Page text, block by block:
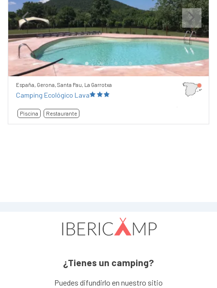
Previous Next
España, Gerona, Santa Pau, La Garrotxa
Camping Ecológico Lava
Piscina Restaurante
¿Tienes un camping?
Puedes difundirlo en nuestro sitio